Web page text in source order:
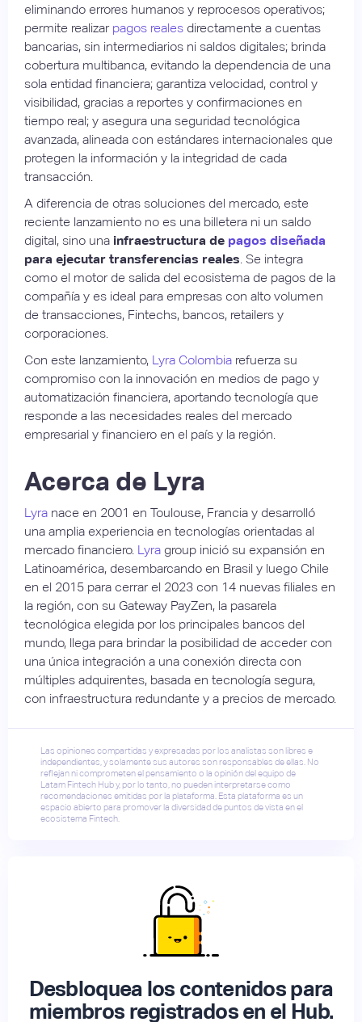
eliminando errores humanos y reprocesos operativos;
permite realizar pagos reales directamente a cuentas
bancarias, sin intermediarios ni saldos digitales; brinda
cobertura multibanca, evitando la dependencia de una
sola entidad financiera; garantiza velocidad, control y
visibilidad, gracias a reportes y confirmaciones en
tiempo real; y asegura una seguridad tecnológica
avanzada, alineada con estándares internacionales que
protegen la información y la integridad de cada
transacción.
A diferencia de otras soluciones del mercado, este
reciente lanzamiento no es una billetera ni un saldo
digital, sino una infraestructura de pagos diseñada
para ejecutar transferencias reales . Se integra
como el motor de salida del ecosistema de pagos de la
compañía y es ideal para empresas con alto volumen
de transacciones, Fintechs, bancos, retailers y
corporaciones.
Con este lanzamiento, Lyra Colombia refuerza su
compromiso con la innovación en medios de pago y
automatización financiera, aportando tecnología que
responde a las necesidades reales del mercado
empresarial y financiero en el país y la región.
Acerca de Lyra
Lyra nace en 2001 en Toulouse, Francia y desarrolló
una amplia experiencia en tecnologías orientadas al
mercado financiero. Lyra group inició su expansión en
Latinoamérica, desembarcando en Brasil y luego Chile
en el 2015 para cerrar el 2023 con 14 nuevas filiales en
la región, con su Gateway PayZen, la pasarela
tecnológica elegida por los principales bancos del
mundo, llega para brindar la posibilidad de acceder con
una única integración a una conexión directa con
múltiples adquirentes, basada en tecnología segura,
con infraestructura redundante y a precios de mercado.
Las opiniones compartidas y expresadas por los analistas son libres e
independientes, y solamente sus autores son responsables de ellas. No
reflejan ni comprometen el pensamiento o la opinión del equipo de
Latam Fintech Hub y, por lo tanto, no pueden interpretarse como
recomendaciones emitidas por la plataforma. Esta plataforma es un
espacio abierto para promover la diversidad de puntos de vista en el
ecosistema Fintech.
Desbloquea los contenidos para
miembros registrados en el Hub.